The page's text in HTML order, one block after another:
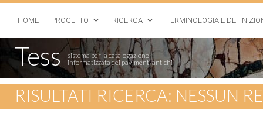
HOME PROGETTO RICERCA TERMINOLOGIA E
Tess
sistema per la catalogazione
informatizzata dei pavimenti antichi
RISULTATI RICERCA: NESSUN